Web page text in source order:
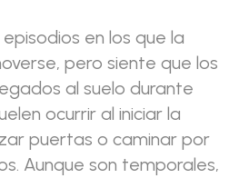
en los que la
pero siente que los
al suelo durante
ocurrir al iniciar la
puertas o caminar por
Aunque son temporales,